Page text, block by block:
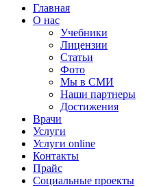
Главная
О нас
Учебники
Лицензии
Статьи
Фото
Мы в СМИ
Наши партнеры
Достижения
Врачи
Услуги
Услуги online
Контакты
Прайс
Социальные проекты